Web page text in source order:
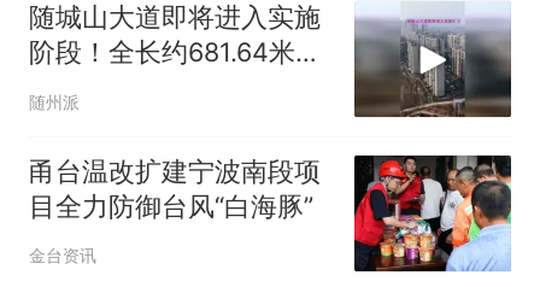
随城山大道即将进入实施
阶段！全长约681.64米，
东起碧桂园一号路，西至
随州派
甬台温改扩建宁波南段项
目全力防御台风“白海豚”
金台资讯